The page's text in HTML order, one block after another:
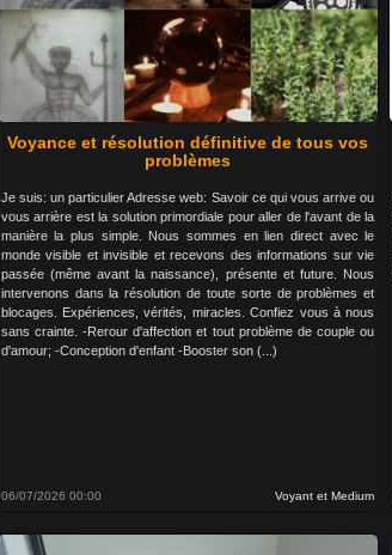
Voyance et résolution définitive de tous vos
problèmes
Je suis: un particulier Adresse web: Savoir ce qui vous arrive ou
vous arrière est la solution primordiale pour aller de l'avant de la
manière la plus simple. Nous sommes en lien direct avec le
monde visible et invisible et recevons des informations sur vie
passée (même avant la naissance), présente et future. Nous
intervenons dans la résolution de toute sorte de problèmes et
blocages. Expériences, vérités, miracles. Confiez vous à nous
sans crainte. -Rerour d'affection et tout problème de couple ou
d'amour; -Conception d'enfant -Booster son (...)
06/07/2026 00:00 Voyant et Medium